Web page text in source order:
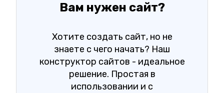
Вам нужен сайт?
Хотите создать сайт, но не
знаете с чего начать? Наш
конструктор сайтов - идеальное
решение. Простая в
использовании и с